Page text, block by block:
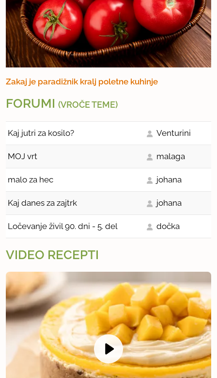
Zakaj je paradižnik kralj poletne kuhinje
FORUMI (VROČE TEME)
Kaj jutri za kosilo? Venturini
MOJ vrt malaga
malo za hec johana
Kaj danes za zajtrk johana
Ločevanje živil 90. dni - 5. del dočka
VIDEO RECEPTI